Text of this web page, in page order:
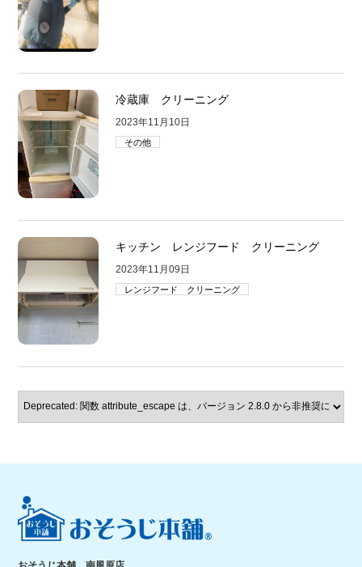
冷蔵庫 クリーニング
2023年11月10日
その他
キッチン レンジフード クリーニング
2023年11月09日
レンジフード クリーニング